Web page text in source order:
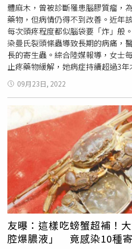
部、肝臟、胃腸道等多處均出現了
情況比較嚴重。直到有一天，陸先
發生前的一件小事，當時正值暑假
邊抓螃蟹，「哎呀」！聽到女兒的
到女兒身邊，「爸爸，螃蟹夾我的
小溪邊一隻螃蟹告起了狀，「沒關
見陸先生拎起小螃蟹，咬下一口，
裡基本有了底，「我們將患者的血
測，檢測結果顯示，8類寄生蟲IgG
蟲、
都顯示陽性，因此可以
的寄生蟲感染」。經過對症治療，
回家，目前正在使用藥物驅蟲，複
常。之後，仍需要一段時間的密切
體麻木，曾被診斷罹患腦膠質瘤，
藥物，但病情仍得不到改善。近年
每次頭疼程度都似腦袋要「炸」般
染曼氏裂頭絛蟲導致長期的病痛，
長的寄生蟲。綜合陸媒報導，女士
止疼藥物緩解，她病症持續超過3
禍首，醫生替患者進行腦部手術，
蚴 ，取出時還處於存活狀態。
是一種寄生蟲，形態為成蟲、卵及
一般無明顯症狀，可因蟲體物理和
適、微疼噁心、嘔吐等輕微症狀。
氏裂頭蚴病，危害遠較成蟲大，其
居部位不同而異。據悉，患者是在
水的習慣，懷疑是因這習慣導致她
澈，但可能含有各種對人體有害的
生水喝下容易引發各類疾病。醫生
未煮熟的肉類，例如蛙肉、蛇肉等
09月23日, 2022
友曝：這樣吃螃蟹超補！
腔爆膿液」 竟感染10種